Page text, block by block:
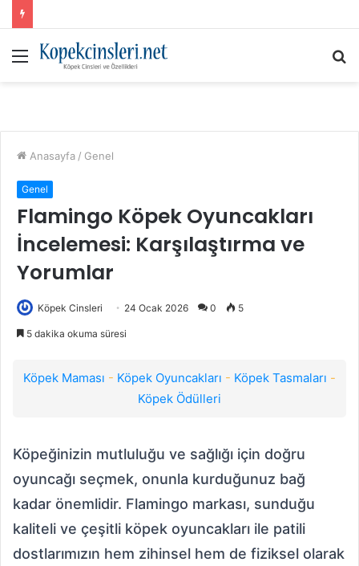
Menü
Anasayfa / Genel
Genel
Flamingo Köpek Oyuncakları
İncelemesi: Karşılaştırma ve
Yorumlar
Köpek Cinsleri 24 Ocak 2026 0 5
5 dakika okuma süresi
Köpek Maması - Köpek Oyuncakları - Köpek Tasmaları -
Köpek Ödülleri
Köpeğinizin mutluluğu ve sağlığı için doğru
oyuncağı seçmek, onunla kurduğunuz bağ
kadar önemlidir. Flamingo markası, sunduğu
kaliteli ve çeşitli köpek oyuncakları ile patili
dostlarımızın hem zihinsel hem de fiziksel olarak